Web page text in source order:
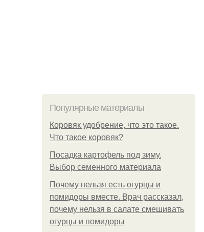
Популярные материалы
Коровяк удобрение, что это такое.
Что такое коровяк?
Посадка картофель под зиму.
Выбор семенного материала
Почему нельзя есть огурцы и
помидоры вместе. Врач рассказал,
почему нельзя в салате смешивать
огурцы и помидоры